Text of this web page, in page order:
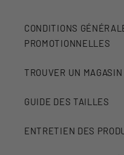
CONDITIONS
PROMOTIONNELLES
TROUVER UN MAGASIN
GUIDE DES TAILLES
ENTRETIEN DES